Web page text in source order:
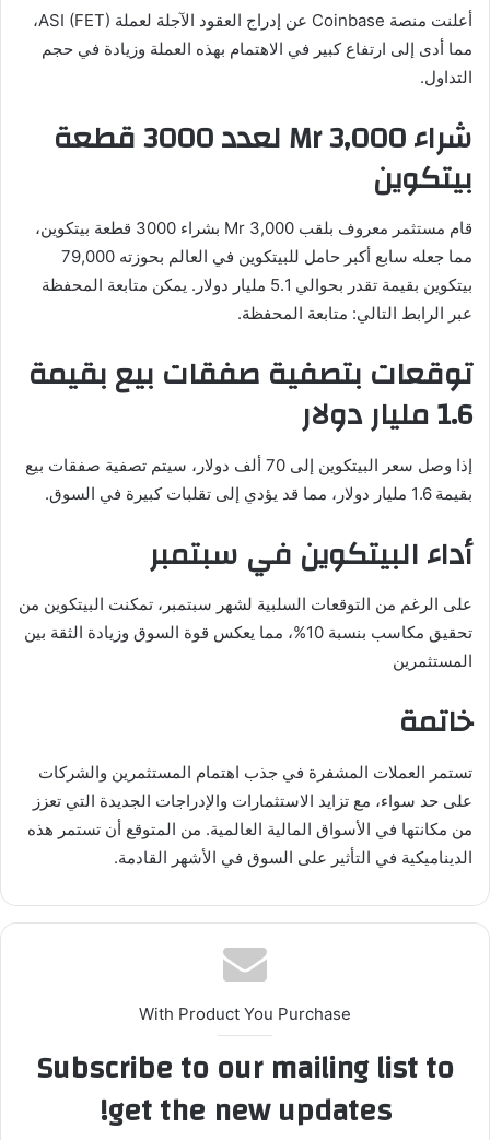
أعلنت منصة Coinbase عن إدراج العقود الآجلة لعملة ASI (FET)،
مما أدى إلى ارتفاع كبير في الاهتمام بهذه العملة وزيادة في حجم
التداول.
شراء Mr 3,000 لعدد 3000 قطعة
بيتكوين
قام مستثمر معروف بلقب Mr 3,000 بشراء 3000 قطعة بيتكوين،
مما جعله سابع أكبر حامل للبيتكوين في العالم بحوزته 79,000
بيتكوين بقيمة تقدر بحوالي 5.1 مليار دولار. يمكن متابعة المحفظة
عبر الرابط التالي: متابعة المحفظة.
توقعات بتصفية صفقات بيع بقيمة
1.6 مليار دولار
إذا وصل سعر البيتكوين إلى 70 ألف دولار، سيتم تصفية صفقات بيع
بقيمة 1.6 مليار دولار، مما قد يؤدي إلى تقلبات كبيرة في السوق.
أداء البيتكوين في سبتمبر
على الرغم من التوقعات السلبية لشهر سبتمبر، تمكنت البيتكوين من
تحقيق مكاسب بنسبة 10%، مما يعكس قوة السوق وزيادة الثقة بين
المستثمرين
خاتمة
تستمر العملات المشفرة في جذب اهتمام المستثمرين والشركات
على حد سواء، مع تزايد الاستثمارات والإدراجات الجديدة التي تعزز
من مكانتها في الأسواق المالية العالمية. من المتوقع أن تستمر هذه
الديناميكية في التأثير على السوق في الأشهر القادمة.
With Product You Purchase
Subscribe to our mailing list to
get the new updates!